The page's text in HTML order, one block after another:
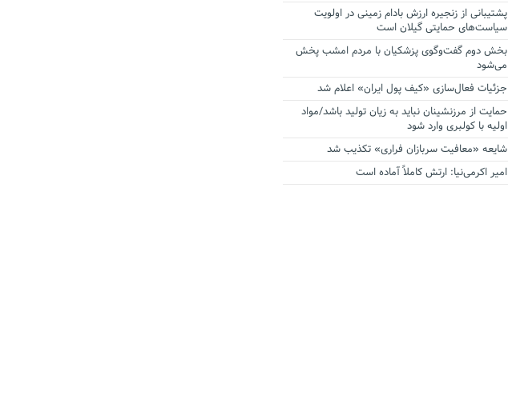
پشتیبانی از زنجیره ارزش بادام زمینی در اولویت
سیاست‌های حمایتی گیلان است
بخش دوم گفت‌وگوی پزشکیان با مردم امشب پخش
می‌شود
جزئیات فعال‌سازی «کیف پول ایران» اعلام شد
حمایت از مرزنشینان نباید به زیان تولید باشد/مواد
اولیه با کولبری وارد شود
شایعه «معافیت سربازان فراری» تکذیب شد
امیر اکرمی‌نیا: ارتش کاملاً آماده است